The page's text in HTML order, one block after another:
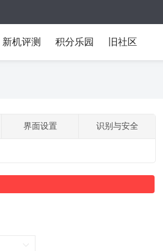
新机评测 积分乐园 旧社区
界面设置 识别与安全